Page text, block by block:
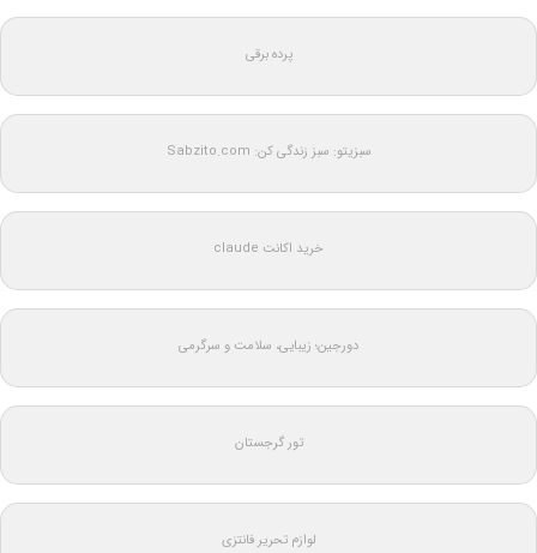
پرده برقی
سبزیتو: سبز زندگی کن: Sabzito.com
خرید اکانت claude
دورجین؛ زیبایی، سلامت و سرگرمی
تور گرجستان
لوازم تحریر فانتزی